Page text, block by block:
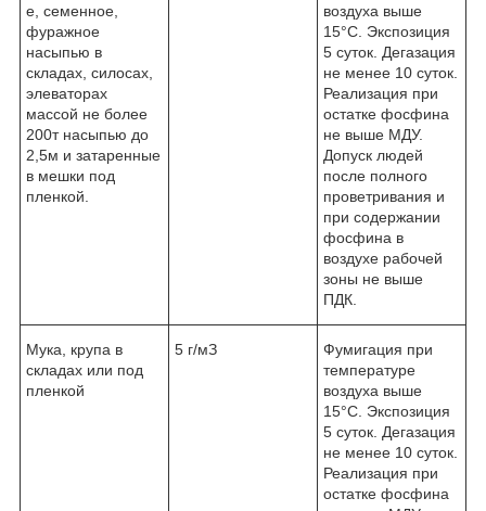
е, семенное,
фуражное
насыпью в
складах, силосах,
элеваторах
массой не более
200т насыпью до
2,5м и затаренные
в мешки под
пленкой.
воздуха выше
15°С. Экспозиция
5 суток. Дегазация
не менее 10 суток.
Реализация при
остатке фосфина
не выше МДУ.
Допуск людей
после полного
проветривания и
при содержании
фосфина в
воздухе рабочей
зоны не выше
ПДК.
Мука, крупа в
складах или под
пленкой
5 г/мЗ
Фумигация при
температуре
воздуха выше
15°С. Экспозиция
5 суток. Дегазация
не менее 10 суток.
Реализация при
остатке фосфина